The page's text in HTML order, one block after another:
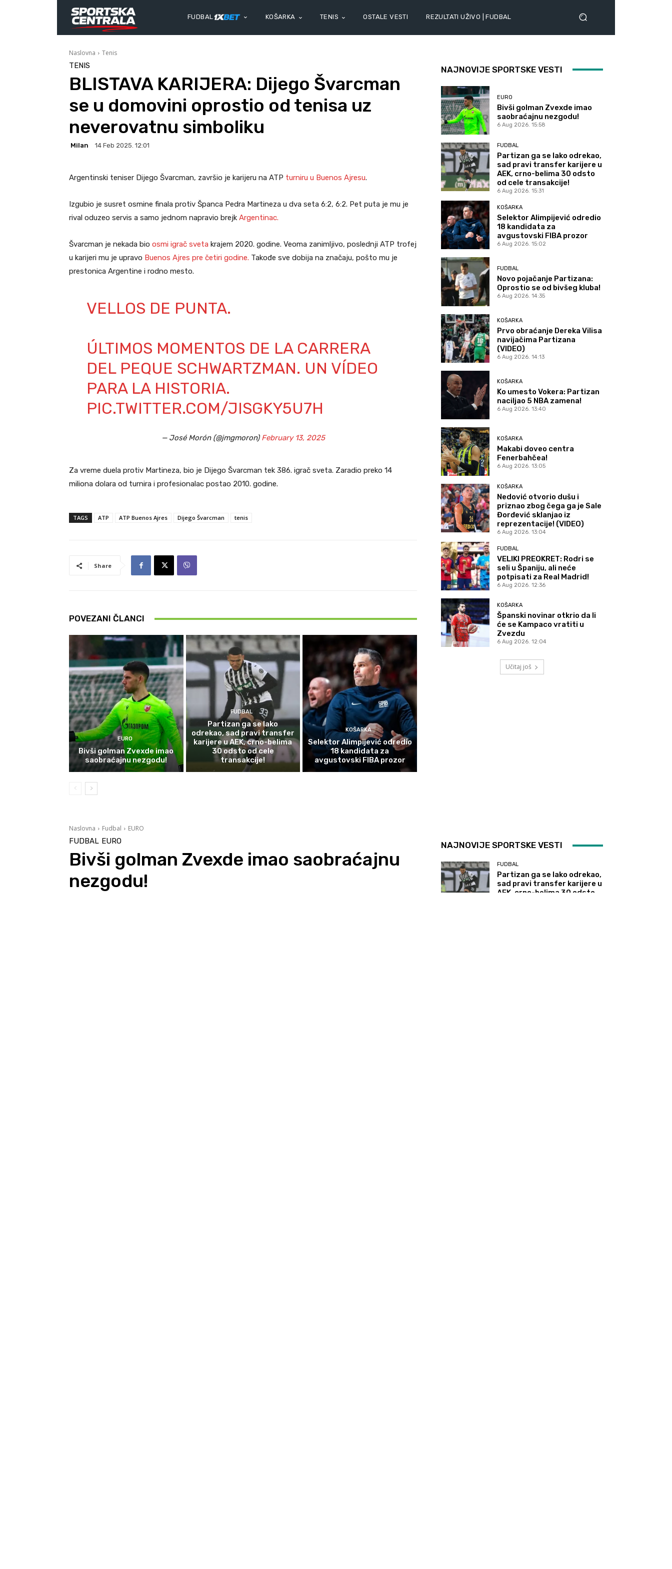
FUDBAL KOŠARKA TENIS OSTALE VESTI REZULTATI UŽIVO | FUDBAL
Naslovna Tenis
TENIS
BLISTAVA KARIJERA: Dijego Švarcman
se u domovini oprostio od tenisa uz
neverovatnu simboliku
Milan 14 Feb 2025. 12:01
Argentinski teniser Dijego Švarcman, završio je karijeru na ATP turniru u Buenos Ajresu.
Izgubio je susret osmine finala protiv Španca Pedra Martineza u dva seta 6:2, 6:2. Pet puta je mu je
rival oduzeo servis a samo jednom napravio brejk Argentinac.
Švarcman je nekada bio osmi igrač sveta krajem 2020. godine. Veoma zanimljivo, poslednji ATP trofej
u karijeri mu je upravo Buenos Ajres pre četiri godine. Takođe sve dobija na značaju, pošto mu je
prestonica Argentine i rodno mesto.
VELLOS DE PUNTA.
ÚLTIMOS MOMENTOS DE LA CARRERA
DEL PEQUE SCHWARTZMAN. UN VÍDEO
PARA LA HISTORIA.
PIC.TWITTER.COM/JISGKY5U7H
— José Morón (@jmgmoron) February 13, 2025
Za vreme duela protiv Martineza, bio je Dijego Švarcman tek 386. igrač sveta. Zaradio preko 14
miliona dolara od turnira i profesionalac postao 2010. godine.
TAGS ATP ATP Buenos Ajres Dijego Švarcman tenis
Share
POVEZANI ČLANCI
EURO
Bivši golman Zvexde imao
saobraćajnu nezgodu!
FUDBAL
Partizan ga se lako
odrekao, sad pravi transfer
karijere u AEK, crno-belima
30 odsto od cele
transakcije!
KOŠARKA
Selektor Alimpijević odredio
18 kandidata za
avgustovski FIBA prozor
NAJNOVIJE SPORTSKE VESTI
EURO
Bivši golman Zvexde imao
saobraćajnu nezgodu!
6 Aug 2026. 15:58
FUDBAL
Partizan ga se lako odrekao,
sad pravi transfer karijere u
AEK, crno-belima 30 odsto
od cele transakcije!
6 Aug 2026. 15:31
KOŠARKA
Selektor Alimpijević odredio
18 kandidata za
avgustovski FIBA prozor
6 Aug 2026. 15:02
FUDBAL
Novo pojačanje Partizana:
Oprostio se od bivšeg kluba!
6 Aug 2026. 14:35
KOŠARKA
Prvo obraćanje Dereka Vilisa
navijačima Partizana
(VIDEO)
6 Aug 2026. 14:13
KOŠARKA
Ko umesto Vokera: Partizan
naciljao 5 NBA zamena!
6 Aug 2026. 13:40
KOŠARKA
Makabi doveo centra
Fenerbahčea!
6 Aug 2026. 13:05
KOŠARKA
Nedović otvorio dušu i
priznao zbog čega ga je Sale
Đorđević sklanjao iz
reprezentacije! (VIDEO)
6 Aug 2026. 13:04
FUDBAL
VELIKI PREOKRET: Rodri se
seli u Španiju, ali neće
potpisati za Real Madrid!
6 Aug 2026. 12:36
KOŠARKA
Španski novinar otkrio da li
će se Kampaco vratiti u
Zvezdu
6 Aug 2026. 12:04
Učitaj još